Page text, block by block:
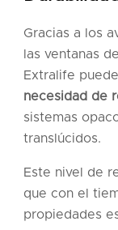
Gracias a los
las ventanas
Extralife
necesidad de
sistemas
translúcidos.
Este nivel de
que con el
propiedades